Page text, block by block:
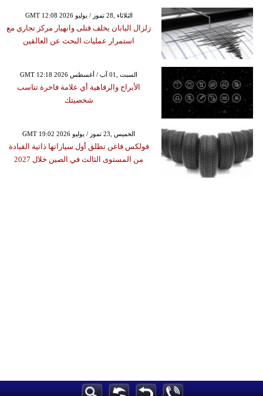
GMT 12:08 2026 الثلاثاء ,28 تموز / يوليو
زلزال اليابان يخلف قتلى وانهيار مركز تجاري مع
استمرار عمليات البحث عن العالقين
GMT 12:18 2026 السبت ,01 آب / أغسطس
الأبراج والرفاهية أي علامة فاخرة تناسب
شخصيتك
GMT 19:02 2026 الخميس ,23 تموز / يوليو
فولكس فاغن تطلق أول سياراتها ذاتية القيادة
من المستوى الثالث في الصين خلال 2027